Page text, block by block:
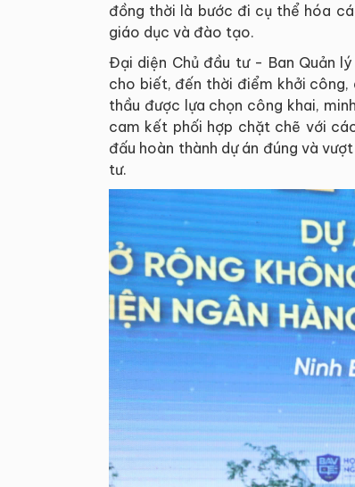
đồng thời là bước đi cụ thể hóa
giáo dục và đào tạo.
Đại diện Chủ đầu tư - Ban Quản
cho biết, đến thời điểm khởi
thầu được lựa chọn công khai,
cam kết phối hợp chặt chẽ với
đấu hoàn thành dự án đúng và
tư.